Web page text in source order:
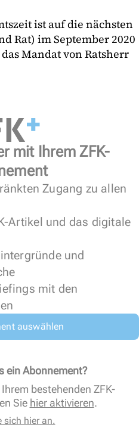
ist auf die nächsten
Rat) im September 2020
Mandat von Ratsherr
mit Ihrem ZFK-
Zugang zu allen
Artikel und das digitale
und
mit den
auswählen
ein Abonnement?
bestehenden ZFK-
Sie hier aktivieren.
sich hier an.